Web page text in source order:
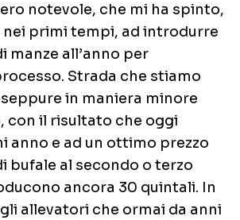
notevole, che mi ha spinto,
primi tempi, ad introdurre
manze all’anno per
Strada che stiamo
in maniera minore
con il risultato che oggi
anno e ad un ottimo prezzo
bufale al secondo o terzo
ancora 30 quintali. In
allevatori che ormai da anni